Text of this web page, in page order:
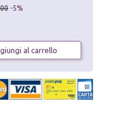
-5%
al carrello
potrai